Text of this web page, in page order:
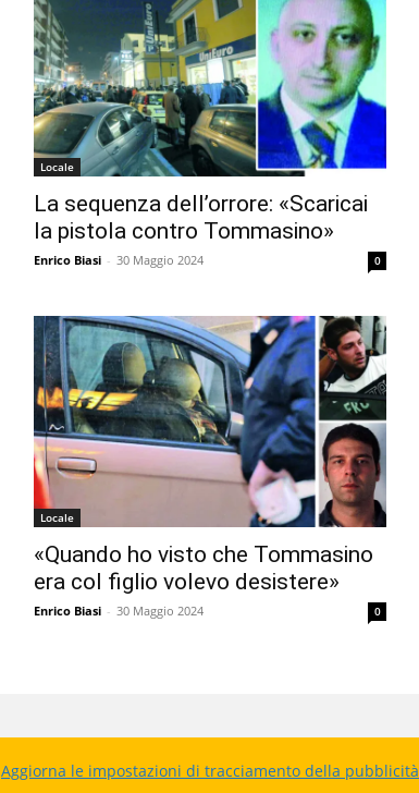
Locale
La sequenza dell’orrore: «Scaricai
la pistola contro Tommasino»
Enrico Biasi - 30 Maggio 2024 0
Locale
«Quando ho visto che Tommasino
era col figlio volevo desistere»
Enrico Biasi - 30 Maggio 2024 0
Aggiorna le impostazioni di tracciamento della pubblicità